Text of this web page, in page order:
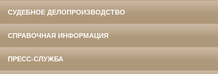
СУДЕБНОЕ ДЕЛОПРОИЗВОДСТВО
СПРАВОЧНАЯ ИНФОРМАЦИЯ
ПРЕСС-СЛУЖБА